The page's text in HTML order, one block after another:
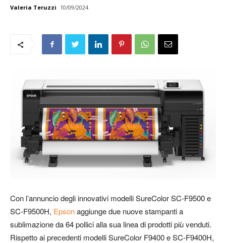
Valeria Teruzzi 10/09/2024
Con l’annuncio degli innovativi modelli SureColor SC-F9500 e
SC-F9500H, Epsonaggiunge due nuove stampanti a
sublimazione da 64 pollici alla sua linea di prodotti più venduti.
Rispetto ai precedenti modelli SureColor F9400 e SC-F9400H,